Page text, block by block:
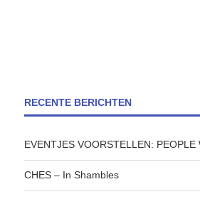
RECENTE BERICHTEN
EVENTJES VOORSTELLEN: PEOPLE
CHES – In Shambles